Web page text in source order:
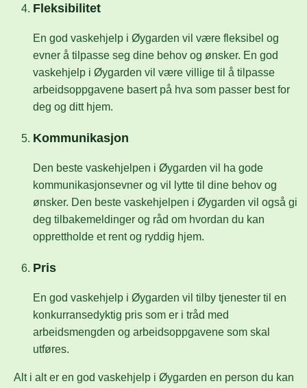
Fleksibilitet
En god vaskehjelp i Øygarden vil være fleksibel og
evner å tilpasse seg dine behov og ønsker. En god
vaskehjelp i Øygarden vil være villige til å tilpasse
arbeidsoppgavene basert på hva som passer best for
deg og ditt hjem.
Kommunikasjon
Den beste vaskehjelpen i Øygarden vil ha gode
kommunikasjonsevner og vil lytte til dine behov og
ønsker. Den beste vaskehjelpen i Øygarden vil også gi
deg tilbakemeldinger og råd om hvordan du kan
opprettholde et rent og ryddig hjem.
Pris
En god vaskehjelp i Øygarden vil tilby tjenester til en
konkurransedyktig pris som er i tråd med
arbeidsmengden og arbeidsoppgavene som skal
utføres.
Alt i alt er en god vaskehjelp i Øygarden en person du kan